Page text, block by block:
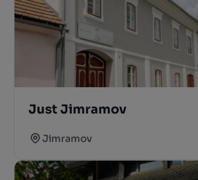
Just Jimramov
Jimramov